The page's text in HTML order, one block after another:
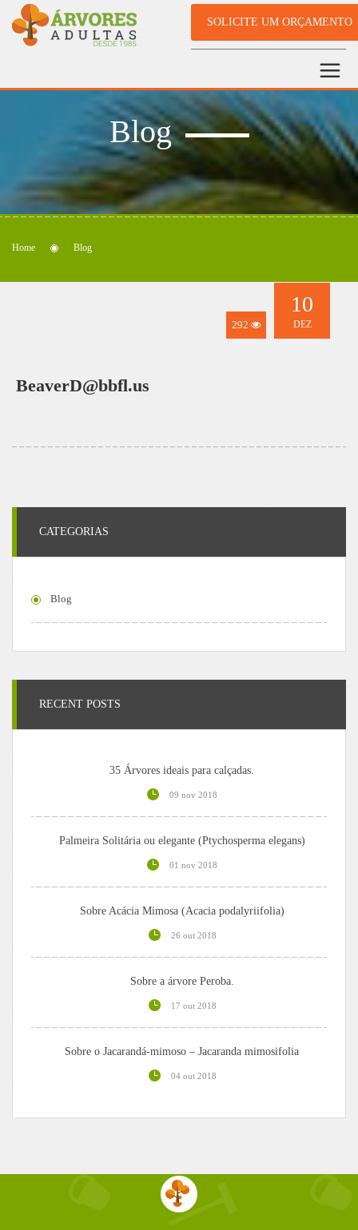
SOLICITE UM ORÇAMENTO
Blog
Home Blog
292
10
DEZ
BeaverD@bbfl.us
CATEGORIAS
Blog
RECENT POSTS
35 Árvores ideais para calçadas.
09 nov 2018
Palmeira Solitária ou elegante (Ptychosperma elegans)
01 nov 2018
Sobre Acácia Mimosa (Acacia podalyriifolia)
26 out 2018
Sobre a árvore Peroba.
17 out 2018
Sobre o Jacarandá-mimoso – Jacaranda mimosifolia
04 out 2018